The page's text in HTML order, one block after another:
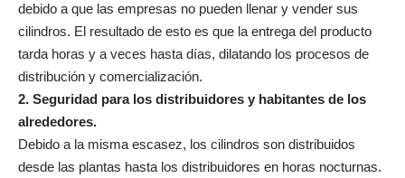
debido a que las empresas no pueden llenar y vender sus
cilindros. El resultado de esto es que la entrega del producto
tarda horas y a veces hasta días, dilatando los procesos de
distribución y comercialización.
2. Seguridad para los distribuidores y habitantes de los
alrededores.
Debido a la misma escasez, los cilindros son distribuidos
desde las plantas hasta los distribuidores en horas nocturnas.